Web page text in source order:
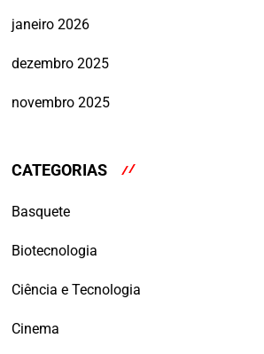
janeiro 2026
dezembro 2025
novembro 2025
CATEGORIAS
Basquete
Biotecnologia
Ciência e Tecnologia
Cinema